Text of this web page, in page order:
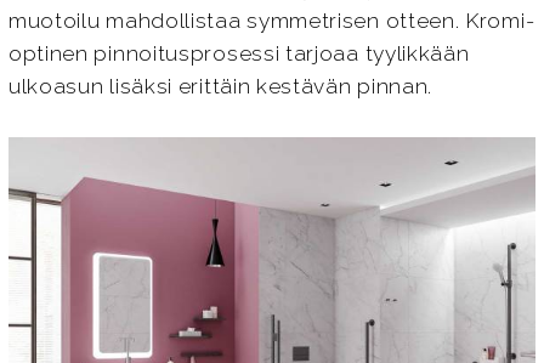
muotoilu mahdollistaa symmetrisen otteen. Kromi-
optinen pinnoitusprosessi tarjoaa tyylikkään
ulkoasun lisäksi erittäin kestävän pinnan.